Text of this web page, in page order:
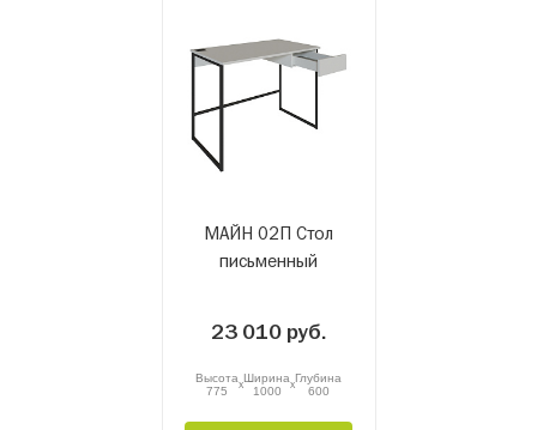
МАЙН 02П Стол
письменный
23 010 руб.
Высота
775
xШирина
1000
xГлубина
600